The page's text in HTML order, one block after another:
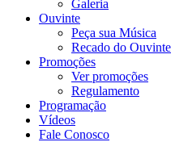
Galeria
Ouvinte
Peça sua Música
Recado do Ouvinte
Promoções
Ver promoções
Regulamento
Programação
Vídeos
Fale Conosco